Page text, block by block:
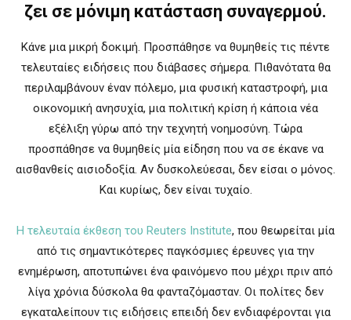
ζει σε μόνιμη κατάσταση συναγερμού.
Κάνε μια μικρή δοκιμή. Προσπάθησε να θυμηθείς τις πέντε
τελευταίες ειδήσεις που διάβασες σήμερα. Πιθανότατα θα
περιλαμβάνουν έναν πόλεμο, μια φυσική καταστροφή, μια
οικονομική ανησυχία, μια πολιτική κρίση ή κάποια νέα
εξέλιξη γύρω από την τεχνητή νοημοσύνη. Τώρα
προσπάθησε να θυμηθείς μία είδηση που να σε έκανε να
αισθανθείς αισιοδοξία. Αν δυσκολεύεσαι, δεν είσαι ο μόνος.
Και κυρίως, δεν είναι τυχαίο.
Η τελευταία έκθεση του Reuters Institute, που θεωρείται μία
από τις σημαντικότερες παγκόσμιες έρευνες για την
ενημέρωση, αποτυπώνει ένα φαινόμενο που μέχρι πριν από
λίγα χρόνια δύσκολα θα φανταζόμασταν. Οι πολίτες δεν
εγκαταλείπουν τις ειδήσεις επειδή δεν ενδιαφέρονται για